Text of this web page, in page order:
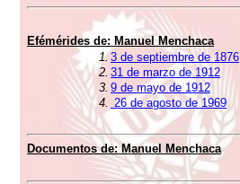
Efémérides de: Manuel Menchaca
1. 3 de septiembre de 1876
2. 31 de marzo de 1912
3. 9 de mayo de 1912
4. 26 de agosto de 1969
Documentos de:Manuel Menchaca